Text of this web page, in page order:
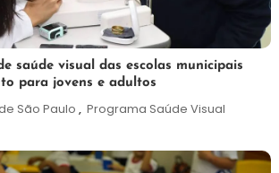
saúde visual das escolas municipais
para jovens e adultos
São Paulo , Programa Saúde Visual